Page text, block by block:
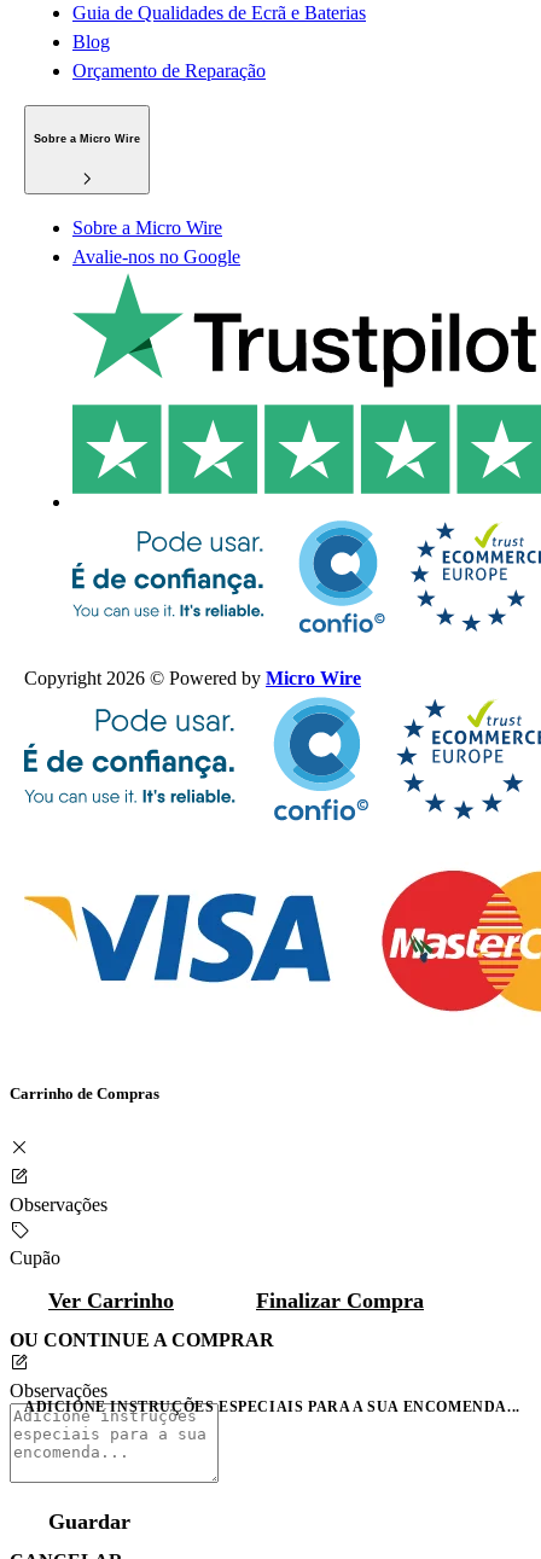
Guia de Qualidades de Ecrã e Baterias
Blog
Orçamento de Reparação
Sobre a Micro Wire
Sobre a Micro Wire
Avalie-nos no Google
Copyright 2026 © Powered by Micro Wire
Carrinho de Compras
Observações
Cupão
Ver Carrinho Finalizar Compra
OU CONTINUE A COMPRAR
Observações
ADICIONE INSTRUÇÕES ESPECIAIS PARA A SUA ENCOMENDA...
Guardar